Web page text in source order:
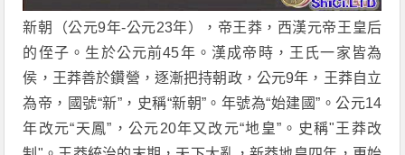
新朝（公元9年-公元23年），帝王莽，西漢元帝王皇后
的侄子。生於公元前45年。漢成帝時，王氏一家皆為
侯，王莽善於鑽營，逐漸把持朝政，公元9年，王莽自立
為帝，國號“新”，史稱“新朝”。年號為“始建國”。公元14
年改元“天鳳”，公元20年又改元“地皇”。史稱"王莽改